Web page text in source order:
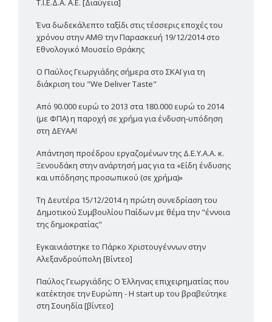
Τ.Ι.Ε.Δ.Α. Α.Ε. [Διαύγεια]
Ένα δωδεκάλεπτο ταξίδι στις τέσσερις εποχές του
χρόνου στην ΑΜΘ την Παρασκευή 19/12/2014 στο
Εθνολογικό Μουσείο Θράκης
Ο Παύλος Γεωργιάδης σήμερα στο ΣΚΑΪ για τη
διάκριση του "We Deliver Taste"
Από 90.000 ευρώ το 2013 στα 180.000 ευρώ το 2014
(με ΦΠΑ) η παροχή σε χρήμα για ένδυση-υπόδηση
στη ΔΕΥΑΑ!
Απάντηση προέδρου εργαζομένων της Δ.Ε.Υ.Α.Α. κ.
Ξενουδάκη στην ανάρτησή μας για τα «Είδη ένδυσης
και υπόδησης προσωπικού (σε χρήμα)»
Τη Δευτέρα 15/12/2014 η πρώτη συνεδρίαση του
Δημοτικού Συμβουλίου Παίδων με θέμα την "έννοια
της δημοκρατίας"
Εγκαινιάστηκε το Πάρκο Χριστουγέννων στην
Αλεξανδρούπολη [Βίντεο]
Παύλος Γεωργιάδης: Ο Έλληνας επιχειρηματίας που
κατέκτησε την Ευρώπη - Η start up του βραβεύτηκε
στη Σουηδία [βίντεο]